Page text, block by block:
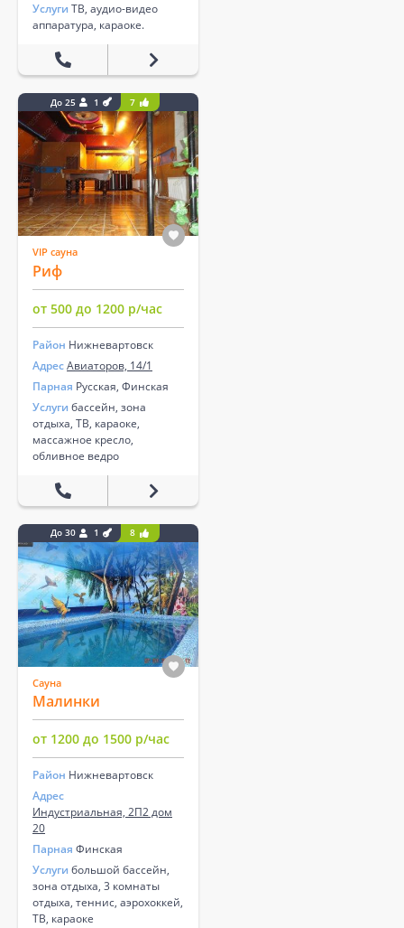
Услуги ТВ, аудио-видео
аппаратура, караоке.
До 25 1 7
VIP сауна
Риф
от 500 до 1200 р/час
Район Нижневартовск
АдресАвиаторов, 14/1
Парная Русская, Финская
Услуги бассейн, зона
отдыха, ТВ, караоке,
массажное кресло,
обливное ведро
До 30 1 8
Сауна
Малинки
от 1200 до 1500 р/час
Район Нижневартовск
Адрес
Индустриальная, 2П2 дом
20
Парная Финская
Услуги большой бассейн,
зона отдыха, 3 комнаты
отдыха, теннис, аэрохоккей,
ТВ, караоке